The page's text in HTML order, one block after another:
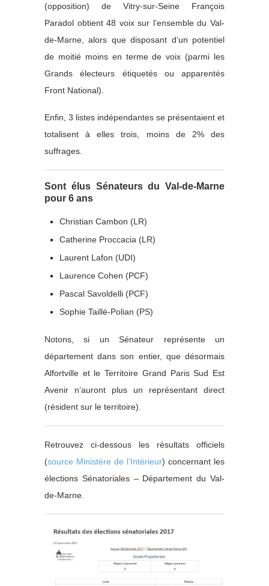
(opposition) de Vitry-sur-Seine François
Paradol obtient 48 voix sur l’ensemble du Val-
de-Marne, alors que disposant d’un potentiel
de moitié moins en terme de voix (parmi les
Grands électeurs étiquetés ou apparentés
Front National).
Enfin, 3 listes indépendantes se présentaient et
totalisent à elles trois, moins de 2% des
suffrages.
Sont élus Sénateurs du Val-de-Marne
pour 6 ans
Christian Cambon (LR)
Catherine Proccacia (LR)
Laurent Lafon (UDI)
Laurence Cohen (PCF)
Pascal Savoldelli (PCF)
Sophie Taillé-Polian (PS)
Notons, si un Sénateur représente un
département dans son entier, que désormais
Alfortville et le Territoire Grand Paris Sud Est
Avenir n’auront plus un représentant direct
(résident sur le territoire).
Retrouvez ci-dessous les résultats officiels
(source Ministère de l’Intérieur) concernant les
élections Sénatoriales – Département du Val-
de-Marne.